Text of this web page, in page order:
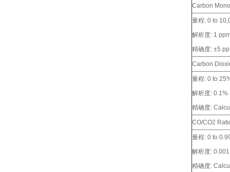
Carbon
量程: 0 to
解析度: 1
精确度: ±5
Carbon
量程: 0 to
解析度: 0.1%
精确度:
CO/CO2
量程: 0 to
解析度: 0.001
精确度: